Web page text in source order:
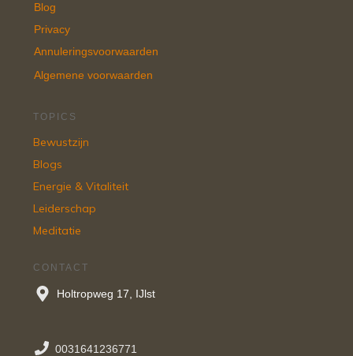
Blog
Privacy
Annuleringsvoorwaarden
Algemene voorwaarden
TOPICS
Bewustzijn
Blogs
Energie & Vitaliteit
Leiderschap
Meditatie
CONTACT
Holtropweg 17, IJlst
0031641236771